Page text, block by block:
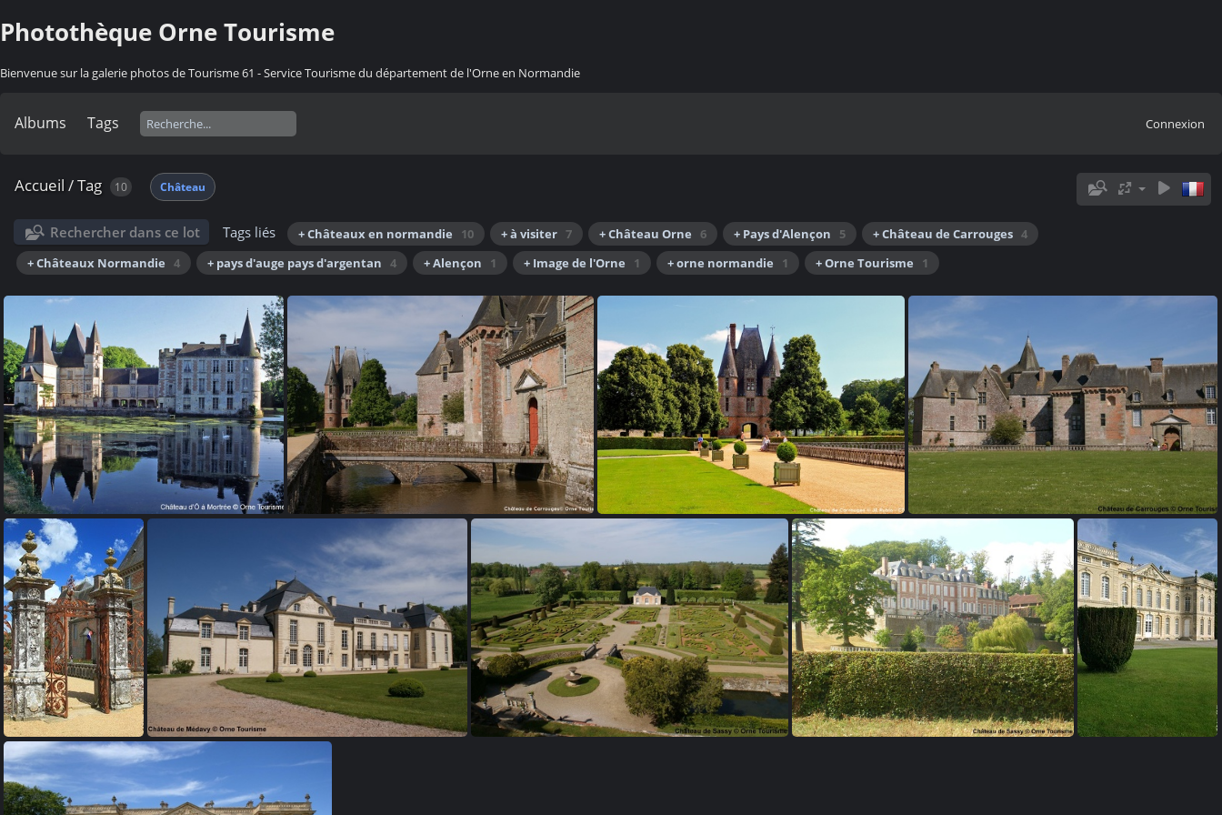
Photothèque Orne Tourisme
Bienvenue sur la galerie photos de Tourisme 61 - Service Tourisme du département de l'Orne en Normandie
Albums Tags Connexion
Accueil /Tag 10 Château
Rechercher dans ce lot Tags liés + Châteaux en normandie 10 + à visiter 7 + Château Orne 6 + Pays d'Alençon 5 + Château de Carrouges 4
+ Châteaux Normandie 4 + pays d'auge pays d'argentan 4 + Alençon 1 + Image de l'Orne 1 + orne normandie 1 + Orne Tourisme 1
Château d'Ô à Mortrée Château de Carrouges Château de Carrouges Château de Carrouges